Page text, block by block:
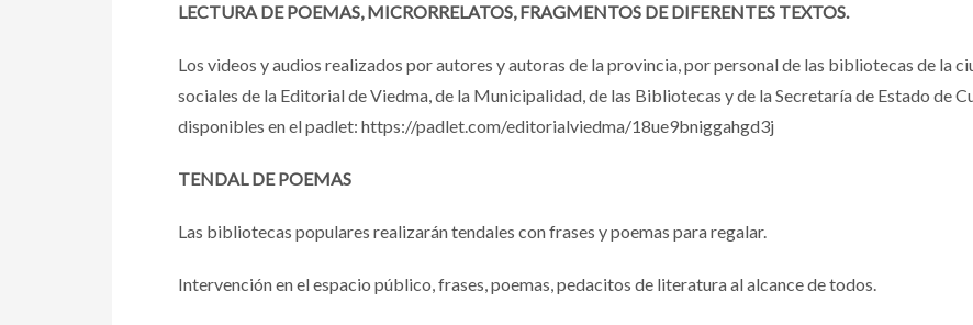
LECTURA DE POEMAS, MICRORRELATOS, FRAGMENTOS DE DIFERENTES TEXTOS.
Los videos y audios realizados por autores y autoras de la provincia, por personal de las bibliotecas de la
sociales de la Editorial de Viedma, de la Municipalidad, de las Bibliotecas y de la Secretaría de Estado de
disponibles en el padlet: https://padlet.com/editorialviedma/18ue9bniggahgd3j
TENDAL DE POEMAS
Las bibliotecas populares realizarán tendales con frases y poemas para regalar.
Intervención en el espacio público, frases, poemas, pedacitos de literatura al alcance de todos.